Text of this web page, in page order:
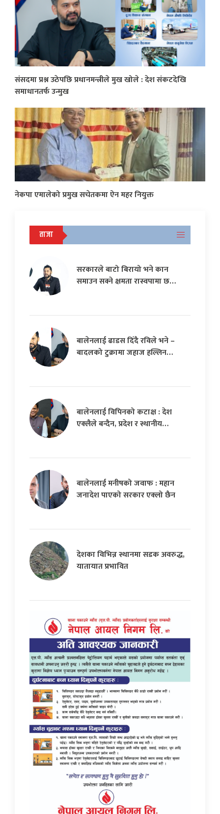
संसदमा प्रश्न उठेपछि प्रधानमन्त्रीले मुख खोले : देश संकटदेखि
समाधानतर्फ उन्मुख
नेकपा एमालेको प्रमुख सचेतकमा ऐन महर नियुक्त
ताजा
सरकारले बाटो बिरायो भने कान
समाउन सक्ने क्षमता रास्वपामा छ…
बालेनलाई ढाडस दिँदै रविले भने –
बादलको टुक्रामा जहाज हल्लिन…
बालेनलाई विपिनको कटाक्ष : देश
एक्लैले बन्दैन, प्रदेश र स्थानीय…
बालेनलाई मनीषको जवाफ : महान
जनादेश पाएको सरकार एक्लो छैन
देशका विभिन्न स्थानमा सडक अवरुद्ध,
यातायात प्रभावित